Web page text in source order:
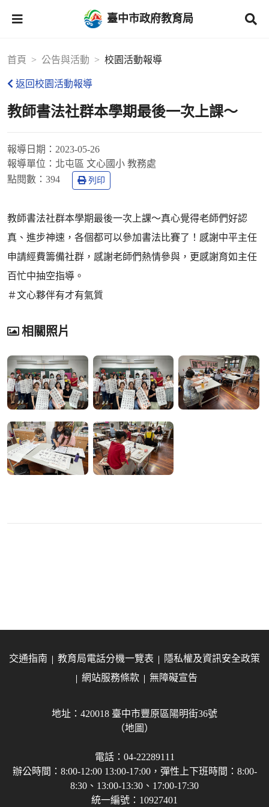
臺中市政府教育局
首頁 公告與活動 校園活動報導
返回校園活動報導
教師書法社群本學期最後一次上課～
報導日期： 2023-05-26
報導單位： 北屯區 文心國小 教務處
點閱數： 394 列印
教師書法社群本學期最後一次上課～真心覺得老師們好認
真、進步神速，各個都可以參加書法比賽了！感謝中平主任
申請經費籌備社群，感謝老師們熱情參與，更感謝育如主任
百忙中抽空指導。
＃文心夥伴有才有氣質
相關照片
交通指南 教育局電話分機一覽表
隱私權及資訊安全政策
網站服務條款
無障礙宣告
地址：420018 臺中市豐原區陽明街36號
（地圖）
電話：04-22289111
辦公時間：8:00-12:00 13:00-17:00，彈性上下班時間：8:00-
8:30、13:00-13:30、17:00-17:30
統一編號：10927401